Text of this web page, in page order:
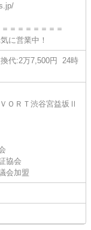
＝＝＝＝＝＝＝
に営業中！
代:2万7,500円 24時
ＯＲＴ渋谷宮益坂Ⅱ
協会
会加盟